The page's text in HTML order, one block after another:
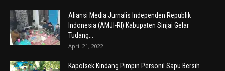
Aliansi Media Jurnalis Independen Republik
Indonesia (AMJI-RI) Kabupaten Sinjai Gelar
Tudang...
April 21, 2022
Kapolsek Kindang Pimpin Personil Sapu Bersih